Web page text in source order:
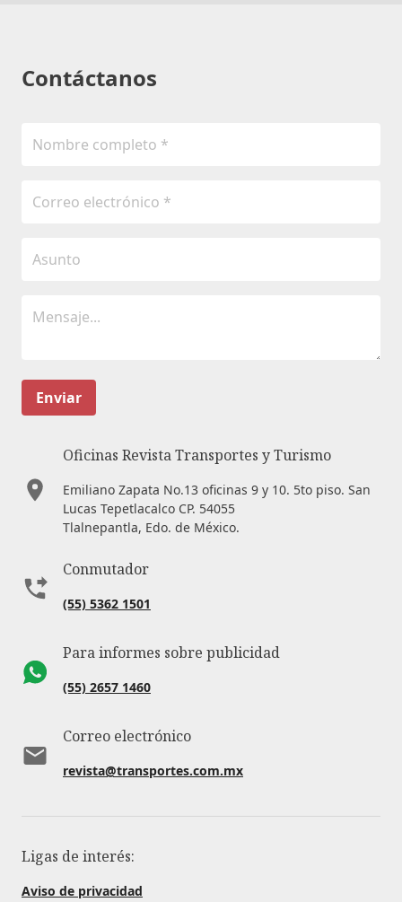
Contáctanos
Enviar
Oficinas Revista Transportes y Turismo
Emiliano Zapata No.13 oficinas 9 y 10. 5to piso. San
Lucas Tepetlacalco CP. 54055
Tlalnepantla, Edo. de México.
Conmutador
(55) 5362 1501
Para informes sobre publicidad
(55) 2657 1460
Correo electrónico
revista@transportes.com.mx
Ligas de interés:
Aviso de privacidad